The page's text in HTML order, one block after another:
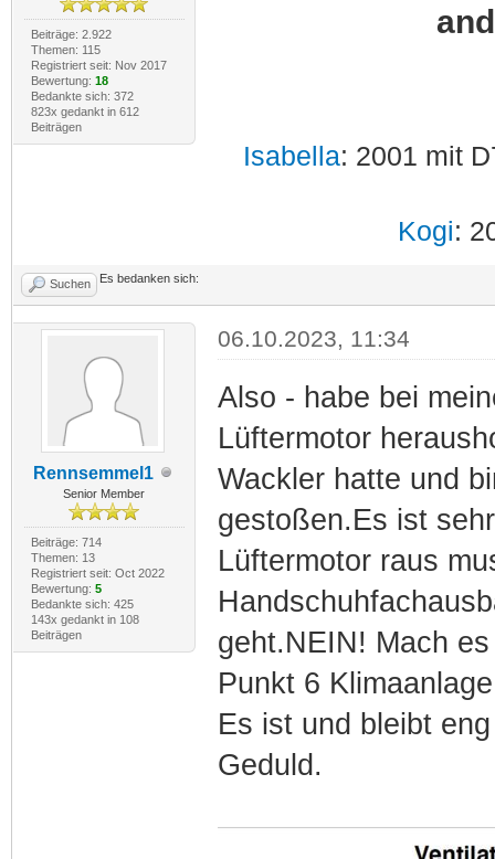
Beiträge: 2.922
Themen: 115
Registriert seit: Nov 2017
Bewertung: 18
Bedankte sich: 372
823x gedankt in 612
Beiträgen
Isabella: 2001 mit
Kogi:
Suchen Es bedanken sich:
Rennsemmel1
Senior Member
Beiträge: 714
Themen: 13
Registriert seit: Oct 2022
Bewertung: 5
Bedankte sich: 425
143x gedankt in 108
Beiträgen
06.10.2023, 11:34
Also - habe bei
Lüftermotor
Wackler hatte und
gestoßen.Es ist
Lüftermotor raus
geht.NEIN! Mach
Punkt 6
Es ist und bleibt
Geduld.